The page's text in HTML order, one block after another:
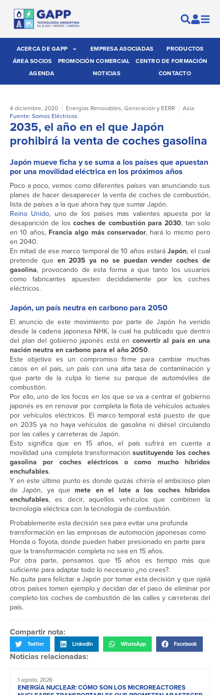
ACERCA DE GAPP EMPRESA ASOCIADAS
PRODUCTOS
ÁREA SOCIOS
PROMOCIÓN COMERCIAL
CENTRO DE FORMACIÓN
AGENDA
NOTICIAS CONTACTO
4 diciembre, 2020 Energías Renovables, Generación y EERR
Asia
Fuente: Somos Eléctricos
2035, el año en el que Japón
prohibirá la venta de coches gasolina
Japón mueve ficha y se suma a los países que apuestan
por una movilidad eléctrica en los próximos años
Poco a poco, vemos como diferentes países van anunciando sus
planes de hacer desaparecer la venta de coches de combustión,
lista de países a la que ahora hay que sumar Japón.
Reino Unido, uno de los países mas valientes apuesta por la
desaparición de los coches de combustión para 2030, tan solo
en 10 años, Francia algo más conservador, hará lo mismo pero
en 2040.
En mitad de ese marco temporal de 10 años estaráJapón, el cual
pretende que en 2035 ya no se puedan vender coches de
gasolina, provocando de esta forma a que tanto los usuarios
como fabricantes apuesten decididamente por los coches
eléctricos.
Japón, un país neutra en carbono para 2050
El anuncio de este movimiento por parte de Japón ha venido
desde la cadena japonesa NHK, la cual ha publicado que dentro
del plan del gobierno japonés está en convertir al país en una
nación neutra en carbono para el año 2050.
Este objetivo es un compromiso firme para cambiar muchas
casos en el país, un país con una alta tasa de contaminación y
que parte de la culpa lo tiene su parque de automóviles de
combustión.
Por ello, uno de los focos en los que se va a centrar el gobierno
japonés es en renovar por completa la flota de vehículos actuales
por vehículos eléctricos. El marco temporal está puesto de que
en 2035 ya no haya vehículos de gasolina ni diésel circulando
por las calles y carreteras de Japón.
Esto significa que en 15 años, el país sufrirá en cuenta a
movilidad una completa transformaciónsustituyendo los coches
gasolina por coches eléctricos o como mucho híbridos
enchufables.
Y en este último punto es donde quizás chirría el ambicioso plan
de Japón, ya que mete en el lote a los coches híbridos
enchufables, es decir, aquellos vehículos que combinen la
tecnología eléctrica con la tecnología de combustión.
Probablemente esta decisión sea para evitar una profunda
transformación en las empresas de automoción japonesas como
Honda o Toyota, donde pueden haber presionado en parte para
que la transformación completa no sea en 15 años.
Por otra parte, pensamos que 15 años es tiempo más que
suficiente para adaptar todo lo necesario ¿no crees?.
No quita para felicitar a Japón por tomar esta decisión y que ojalá
otros países tomen ejemplo y decidan dar el paso de eliminar por
completo los coches de combustión de las calles y carreteras del
país.
Compartir nota:
Twitter LinkedIn WhatsApp Facebook
Noticias relacionadas:
1 agosto, 2026
ENERGÍA NUCLEAR: CÓMO SON LOS MICROREACTORES